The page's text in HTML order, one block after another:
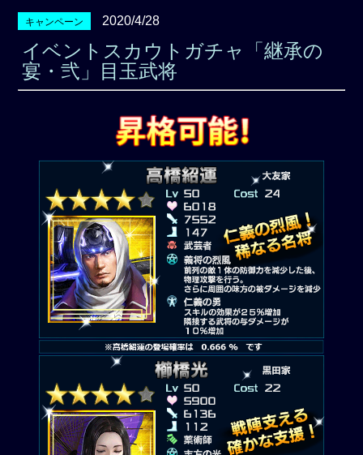
キャンペーン 2020/4/28
イベントスカウトガチャ「継承の
宴・弐」目玉武将